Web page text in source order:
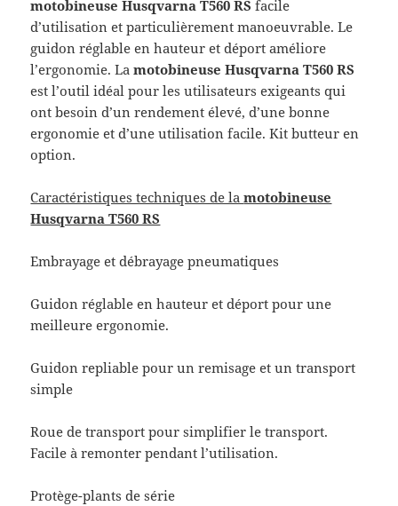
motobineuse Husqvarna T560 RS facile
d’utilisation et particulièrement manoeuvrable. Le
guidon réglable en hauteur et déport améliore
l’ergonomie. Lamotobineuse Husqvarna T560 RS
est l’outil idéal pour les utilisateurs exigeants qui
ont besoin d’un rendement élevé, d’une bonne
ergonomie et d’une utilisation facile. Kit butteur en
option.
Caractéristiques techniques de lamotobineuse
Husqvarna T560 RS
Embrayage et débrayage pneumatiques
Guidon réglable en hauteur et déport pour une
meilleure ergonomie.
Guidon repliable pour un remisage et un transport
simple
Roue de transport pour simplifier le transport.
Facile à remonter pendant l’utilisation.
Protège-plants de série